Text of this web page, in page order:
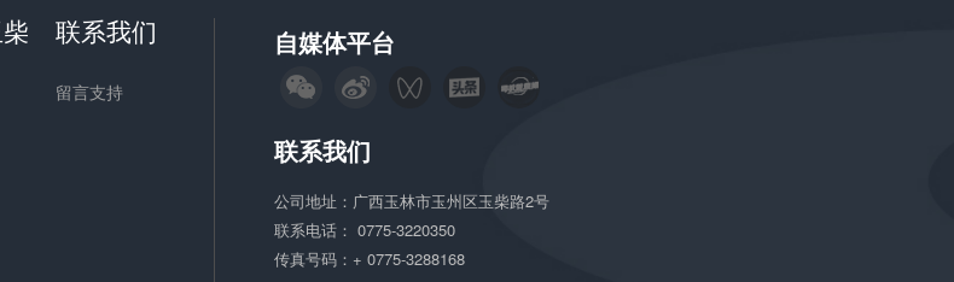
联系我们
留言支持
自媒体平台
联系我们
公司地址：广西玉林市玉州区玉柴路2号
联系电话： 0775-3220350
传真号码：+ 0775-3288168